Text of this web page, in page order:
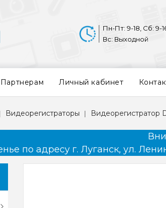
Пн-Пт: 9-18, Сб: 9-
Вс: Выходной
Партнерам Личный кабинет
Видеорегистраторы Видеорегистратор
по адресу г. Луганск, ул.